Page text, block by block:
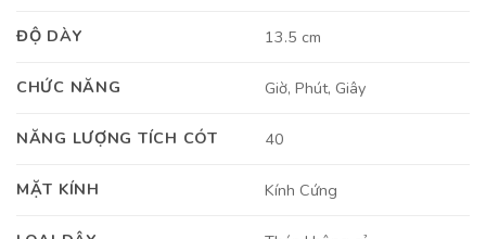
ĐỘ DÀY 13.5 cm
CHỨC NĂNG Giờ, Phút, Giây
NĂNG LƯỢNG TÍCH CÓT 40
MẶT KÍNH Kính Cứng